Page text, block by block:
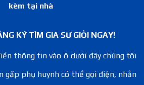
kèm tại nhà
KÝ TÌM GIA SƯ GIỎI NGAY!
thông tin vào ô dưới đây chúng tôi
gấp phụ huynh có thể gọi điện, nhắn